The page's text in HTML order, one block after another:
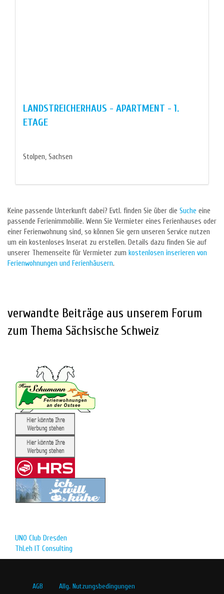
LANDSTREICHERHAUS - APARTMENT - 1.
ETAGE
Stolpen, Sachsen
Keine passende Unterkunft dabei? Evtl. finden Sie über die Suche eine
passende Ferienimmobilie. Wenn Sie Vermieter eines Ferienhauses oder
einer Ferienwohnung sind, so können Sie gern unseren Service nutzen
um ein kostenloses Inserat zu erstellen. Details dazu finden Sie auf
unserer Themenseite für Vermieter zum kostenlosen inserieren von
Ferienwohnungen und Ferienhäusern.
verwandte Beiträge aus unserem Forum
zum Thema Sächsische Schweiz
UNO Club Dresden
ThLeh IT Consulting
AGB Allg. Nutzungsbedingungen